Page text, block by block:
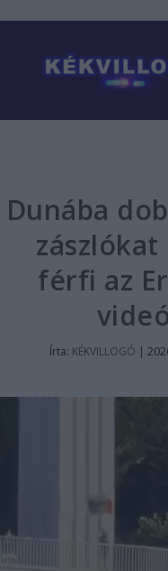
Dunába
férfi az
Írta: KÉKVILLOGÓ |